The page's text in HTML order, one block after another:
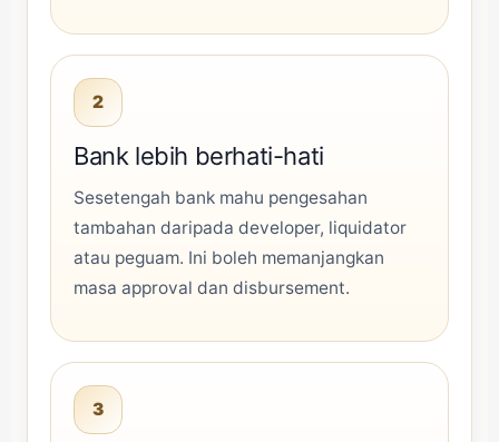
2
Bank lebih berhati-hati
Sesetengah bank mahu pengesahan
tambahan daripada developer, liquidator
atau peguam. Ini boleh memanjangkan
masa approval dan disbursement.
3